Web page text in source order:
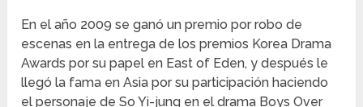
En el año 2009 se ganó un premio por robo de
escenas en la entrega de los premios Korea Drama
Awards por su papel en East of Eden, y después le
llegó la fama en Asia por su participación haciendo
el personaje de So Yi-jung en el drama Boys Over